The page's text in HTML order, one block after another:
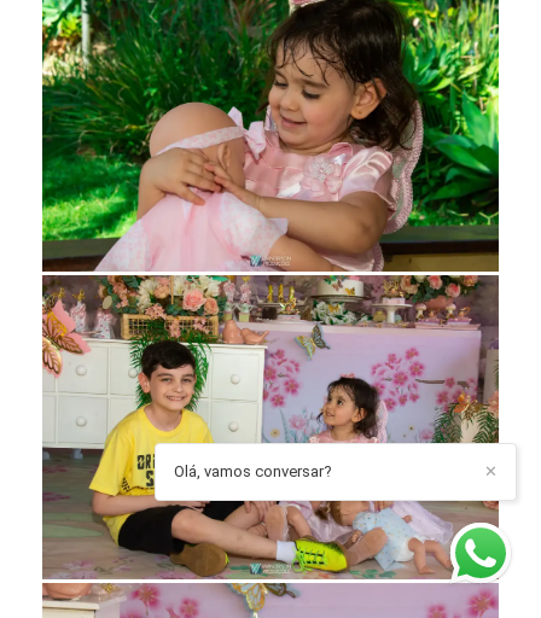
✕
Olá, vamos conversar?